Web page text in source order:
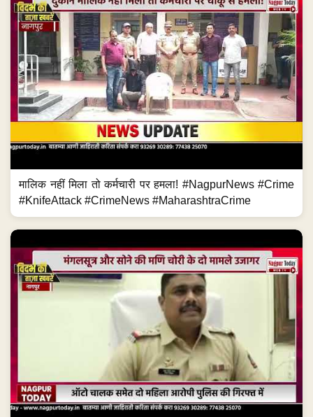
मालिक नहीं मिला तो कर्मचारी पर हमला! #NagpurNews #Crime
#KnifeAttack #CrimeNews #MaharashtraCrime